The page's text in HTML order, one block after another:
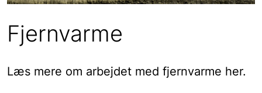
Fjernvarme
Læs mere om arbejdet med fjernvarme her.